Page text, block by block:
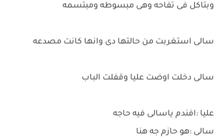
وبتاكل فى تفاحه وهى مبسوطه ومبتسمه
سالى استغربت من حالتها دى وانها كانت مصدعه
سالى دخلت اوضت عليا وقفلت الباب
عليا :افندم ياسالى فيه حاجه
سالى :هو حازم جه هنا